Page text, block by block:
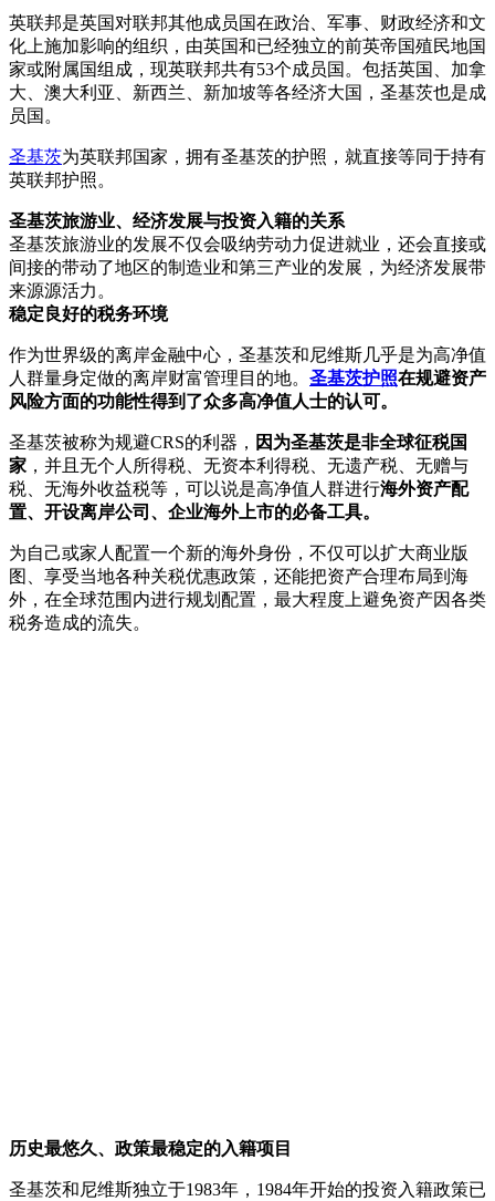
英联邦是英国对联邦其他成员国在政治、军事、财政经济和文
化上施加影响的组织，由英国和已经独立的前英帝国殖民地国
家或附属国组成，现英联邦共有53个成员国。包括英国、加拿
大、澳大利亚、新西兰、新加坡等各经济大国，圣基茨也是成
员国。
圣基茨为英联邦国家，拥有圣基茨的护照，就直接等同于持有
英联邦护照。
圣基茨旅游业、经济发展与投资入籍的关系
圣基茨旅游业的发展不仅会吸纳劳动力促进就业，还会直接或
间接的带动了地区的制造业和第三产业的发展，为经济发展带
来源源活力。
稳定良好的税务环境
作为世界级的离岸金融中心，圣基茨和尼维斯几乎是为高净值
人群量身定做的离岸财富管理目的地。 圣基茨护照在规避资产
风险方面的功能性得到了众多高净值人士的认可。
圣基茨被称为规避CRS的利器， 因为圣基茨是非全球征税国
家 ，并且无个人所得税、无资本利得税、无遗产税、无赠与
税、无海外收益税等，可以说是高净值人群进行海外资产配
置、开设离岸公司、企业海外上市的必备工具。
为自己或家人配置一个新的海外身份，不仅可以扩大商业版
图、享受当地各种关税优惠政策，还能把资产合理布局到海
外，在全球范围内进行规划配置，最大程度上避免资产因各类
税务造成的流失。
历史最悠久、政策最稳定的入籍项目
圣基茨和尼维斯独立于1983年，1984年开始的投资入籍政策已